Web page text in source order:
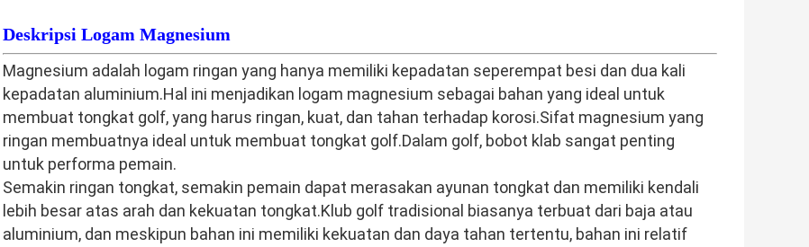
Deskripsi Logam Magnesium
Magnesium adalah logam ringan yang hanya memiliki kepadatan seperempat besi dan dua kali
kepadatan aluminium.Hal ini menjadikan logam magnesium sebagai bahan yang ideal untuk
membuat tongkat golf, yang harus ringan, kuat, dan tahan terhadap korosi.Sifat magnesium yang
ringan membuatnya ideal untuk membuat tongkat golf.Dalam golf, bobot klab sangat penting
untuk performa pemain.
Semakin ringan tongkat, semakin pemain dapat merasakan ayunan tongkat dan memiliki kendali
lebih besar atas arah dan kekuatan tongkat.Klub golf tradisional biasanya terbuat dari baja atau
aluminium, dan meskipun bahan ini memiliki kekuatan dan daya tahan tertentu, bahan ini relatif